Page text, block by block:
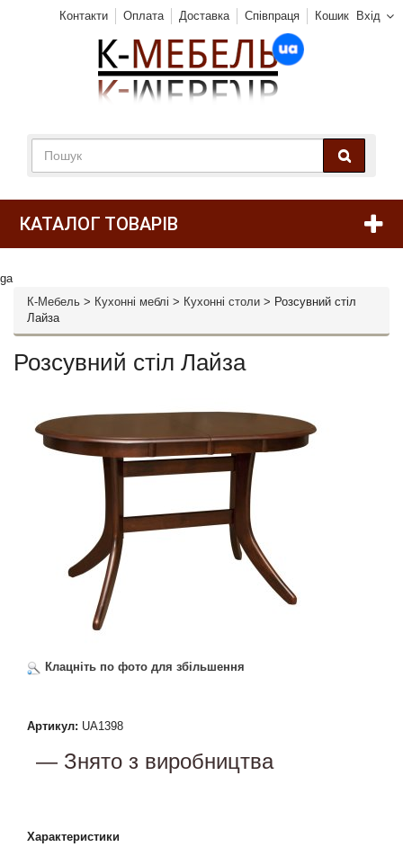
Вхід
Контакти Оплата Доставка Співпраця Кошик
КАТАЛОГ ТОВАРІВ
ga
К-Мебель > Кухонні меблі > Кухонні столи > Розсувний стіл
Лайза
Розсувний стіл Лайза
Клацніть по фото для збільшення
Артикул: UA1398
— Знято з виробництва
Характеристики